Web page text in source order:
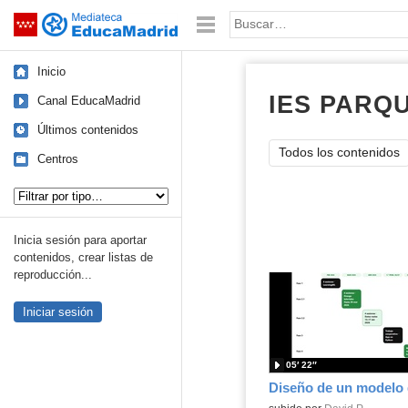
Saltar navegación Palabra o frase:
Inicio
Canal EducaMadrid
Últimos contenidos
Centros
Inicia sesión para aportar
contenidos, crear listas de
reproducción...
Iniciar sesión
IES
Todos los contenidos
05′ 22″